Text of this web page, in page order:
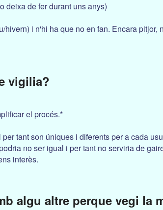
deixa de fer durant uns anys)
i n'hi ha que no en fan. Encara
vigilia?
el procés.*
tant son úniques i diferents per a cada
no ser igual i per tant no serviria de
interès.
algu altre perque vegi la